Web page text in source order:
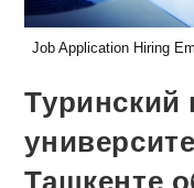
Job Application Hiring
Туринский
Ташкенте